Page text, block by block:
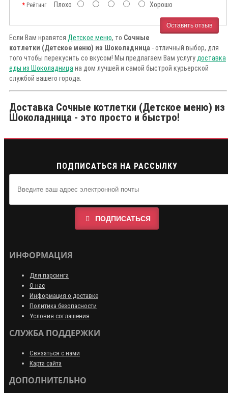
РейтингПлохо Хорошо
Оставить отзыв
Если Вам нравятся Детское меню, то Сочные
котлетки (Детское меню) из Шоколадница - отличный выбор, для
того чтобы перекусить со вкусом! Мы предлагаем Вам услугу доставка
еды из Шоколадница на дом лучшей и самой быстрой курьерской
службой вашего города.
Доставка Сочные котлетки (Детское меню) из
Шоколадница - это просто и быстро!
ПОДПИСАТЬСЯ НА РАССЫЛКУ
ПОДПИСАТЬСЯ
ИНФОРМАЦИЯ
Для парсинга
О нас
Информация о доставке
Политика безопасности
Условия соглашения
СЛУЖБА ПОДДЕРЖКИ
Связаться с нами
Карта сайта
ДОПОЛНИТЕЛЬНО